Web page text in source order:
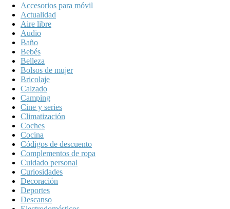
Accesorios para móvil
Actualidad
Aire libre
Audio
Baño
Bebés
Belleza
Bolsos de mujer
Bricolaje
Calzado
Camping
Cine y series
Climatización
Coches
Cocina
Códigos de descuento
Complementos de ropa
Cuidado personal
Curiosidades
Decoración
Deportes
Descanso